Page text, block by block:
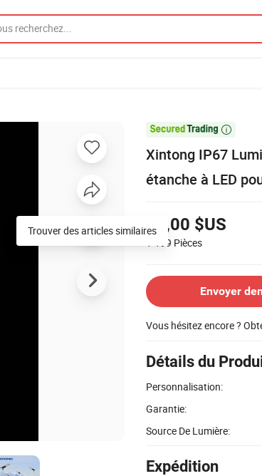

Xintong IP67
étanche à LED
80,00 $US
1-199 Pièces
Envoyer
Vous hésitez encore ?
Détails du
Personnalisation:
Garantie:
Source De Lumière:
Expédition
Trouver des articles similaires